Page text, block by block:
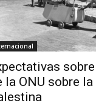
la ONU sobre